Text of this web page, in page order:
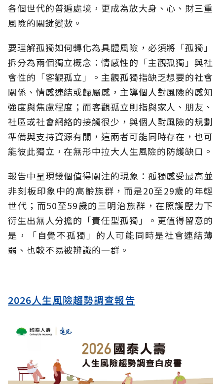
各個世代的普遍處境，更成為放大身、心、財三重
風險的關鍵變數。
要理解孤獨如何轉化為具體風險，必須將「孤獨」
拆分為兩個獨立概念：情感性的「主觀孤獨」與社
會性的「客觀孤立」。主觀孤獨指缺乏想要的社會
關係、情感連結或歸屬感，主導個人對風險的感知
強度與焦慮程度；而客觀孤立則指與家人、朋友、
社區或社會網絡的接觸很少，與個人對風險的規劃
準備與支持資源有關，這兩者可能同時存在，也可
能彼此獨立，在無形中拉大人生風險的防護缺口。
報告中呈現幾個值得關注的現象：孤獨感受最高並
非刻板印象中的高齡族群，而是20至29歲的年輕
世代；而50至59歲的三明治族群，在照護壓力下
衍生出無人分擔的「責任型孤獨」。更值得留意的
是，「自覺不孤獨」的人可能同時是社會連結薄
弱、也較不易被辨識的一群。
2026人生風險趨勢調查報告